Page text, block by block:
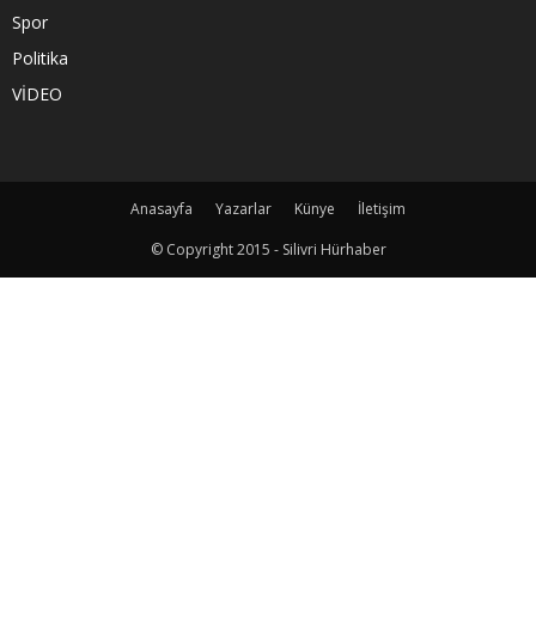
Spor
Politika
VİDEO
Anasayfa Yazarlar Künye
İletişim
© Copyright 2015 - Silivri Hürhaber